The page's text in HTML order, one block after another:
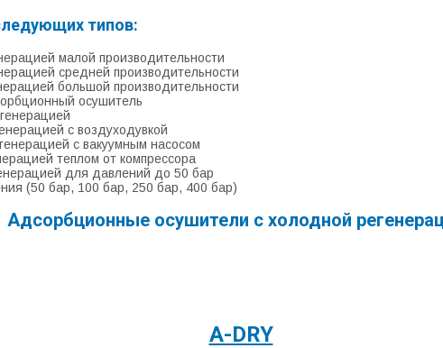
типов:
малой производительности
средней производительности
большой производительности
осушитель
с воздуходувкой
с вакуумным насосом
теплом от компрессора
для давлений до 50 бар
(50 бар, 100 бар, 250 бар, 400 бар)
Адсорбционные осушители с холодной
A-DRY